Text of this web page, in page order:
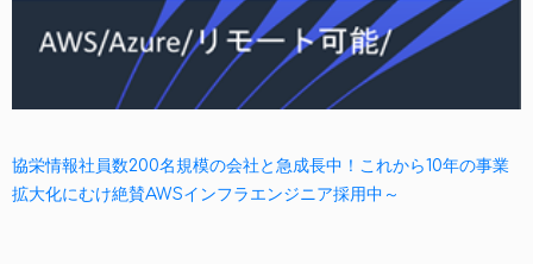
協栄情報社員数200名規模の会社と急成長中！これから10年の事業
拡大化にむけ絶賛AWSインフラエンジニア採用中～